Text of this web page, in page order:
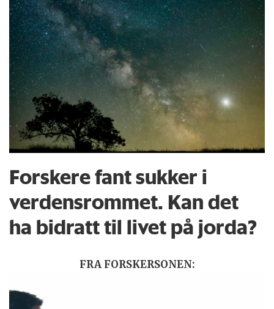
Forskere fant sukker i
verdensrommet. Kan det
ha bidratt til livet på jorda?
FRA FORSKERSONEN: